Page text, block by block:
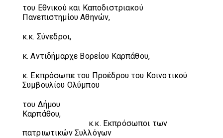
του Εθνικού και Καποδιστριακού
Πανεπιστημίου Αθηνών,
κ.κ. Σύνεδροι,
κ. Αντιδήμαρχε Βορείου Καρπάθου,
κ. Εκπρόσωπε του Προέδρου του Κοινοτικού
Συμβουλίου Ολύμπου
του Δήμου
Καρπάθου,
κ.κ. Εκπρόσωποι των
πατριωτικών Συλλόγων